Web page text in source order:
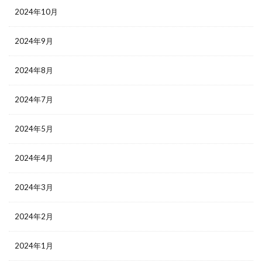
2024年10月
2024年9月
2024年8月
2024年7月
2024年5月
2024年4月
2024年3月
2024年2月
2024年1月